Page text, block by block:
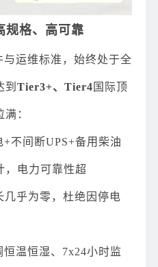
规格、高可靠
运维标准，始终处于全
到 Tier3+、Tier4 国际顶
：
+不间断UPS+备用柴油
，电力可靠性超
几乎为零，杜绝因停电
恒温恒湿、7x24小时监